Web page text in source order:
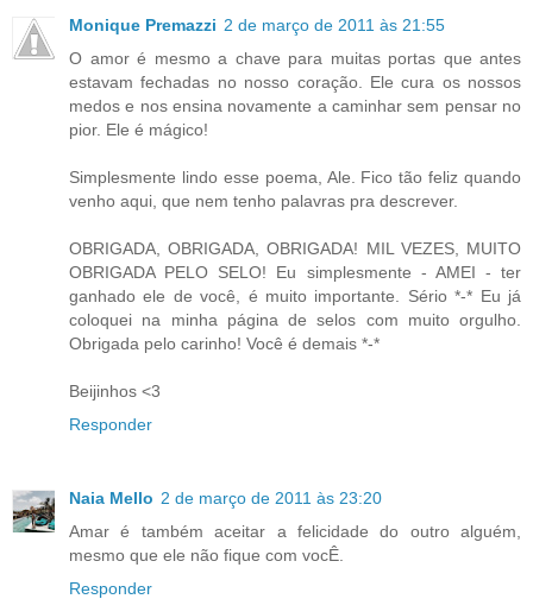
Monique Premazzi 2 de março de 2011 às 21:55
O amor é mesmo a chave para muitas portas que antes
estavam fechadas no nosso coração. Ele cura os nossos
medos e nos ensina novamente a caminhar sem pensar no
pior. Ele é mágico!
Simplesmente lindo esse poema, Ale. Fico tão feliz quando
venho aqui, que nem tenho palavras pra descrever.
OBRIGADA, OBRIGADA, OBRIGADA! MIL VEZES, MUITO
OBRIGADA PELO SELO! Eu simplesmente - AMEI - ter
ganhado ele de você, é muito importante. Sério *-* Eu já
coloquei na minha página de selos com muito orgulho.
Obrigada pelo carinho! Você é demais *-*
Beijinhos <3
Responder
Naia Mello 2 de março de 2011 às 23:20
Amar é também aceitar a felicidade do outro alguém,
mesmo que ele não fique com vocÊ.
Responder